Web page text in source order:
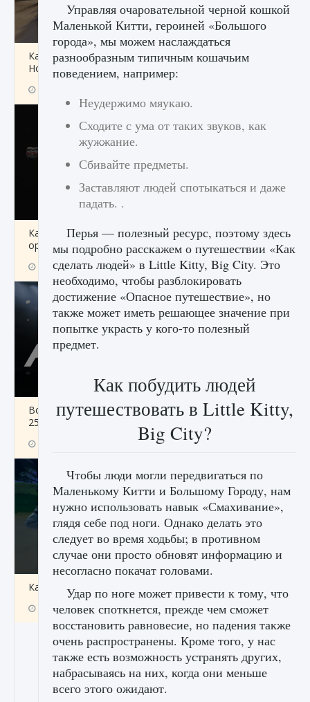
Как исправить неработающие награды For
Honor
Как разблокировать чертеж счастливого
оружия в MW3 и Warzone
9 августа 2024 1 151 0 0
Все новые функции Ultimate Team в EA FC
25
1 297 0
Как включить чат в Fortnite
9 августа 2024 1 335 0 0
Управляя очаровательной черной кошкой
Маленькой Китти, героиней «Большого
города», мы можем наслаждаться
разнообразным типичным кошачьим
поведением, например:
Неудержимо мяукаю.
Сходите с ума от таких звуков, как
жужжание.
Сбивайте предметы.
Заставляют людей спотыкаться и даже
падать. .
Перья — полезный ресурс, поэтому здесь
мы подробно расскажем о путешествии «Как
сделать людей» в Little Kitty, Big City. Это
необходимо, чтобы разблокировать
достижение «Опасное путешествие», но
также может иметь решающее значение при
попытке украсть у кого-то полезный
предмет.
Как побудить людей
путешествовать в Little Kitty,
Big City?
Чтобы люди могли передвигаться по
Маленькому Китти и Большому Городу, нам
нужно использовать навык «Смахивание»,
глядя себе под ноги. Однако делать это
следует во время ходьбы; в противном
случае они просто обновят информацию и
несогласно покачат головами.
Удар по ноге может привести к тому, что
человек споткнется, прежде чем сможет
восстановить равновесие, но падения также
очень распространены. Кроме того, у нас
также есть возможность устранять других,
набрасываясь на них, когда они меньше
всего этого ожидают.